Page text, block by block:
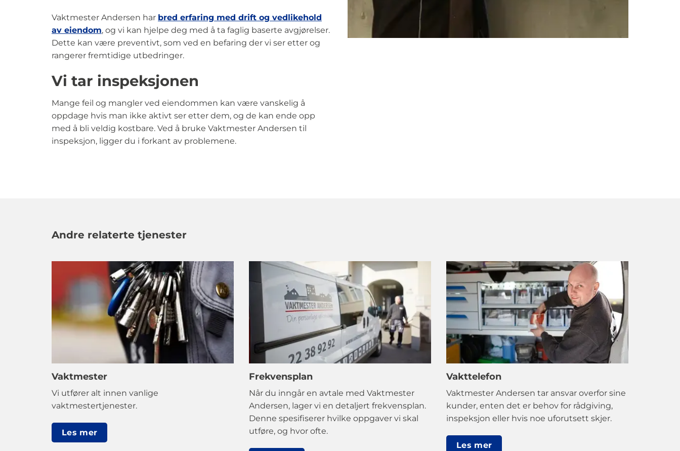
Vaktmester Andersen har bred erfaring med drift og vedlikehold
av eiendom, og vi kan hjelpe deg med å ta faglig baserte avgjørelser.
Dette kan være preventivt, som ved en befaring der vi ser etter og
rangerer fremtidige utbedringer.
Vi tar inspeksjonen
Mange feil og mangler ved eiendommen kan være vanskelig å
oppdage hvis man ikke aktivt ser etter dem, og de kan ende opp
med å bli veldig kostbare. Ved å bruke Vaktmester Andersen til
inspeksjon, ligger du i forkant av problemene.
Andre relaterte tjenester
Vaktmester
Vi utfører alt innen vanlige
vaktmestertjenester.
Les mer
Frekvensplan
Når du inngår en avtale med Vaktmester
Andersen, lager vi en detaljert frekvensplan.
Denne spesifiserer hvilke oppgaver vi skal
utføre, og hvor ofte.
Vakttelefon
Vaktmester Andersen tar ansvar overfor sine
kunder, enten det er behov for rådgiving,
inspeksjon eller hvis noe uforutsett skjer.
Les mer